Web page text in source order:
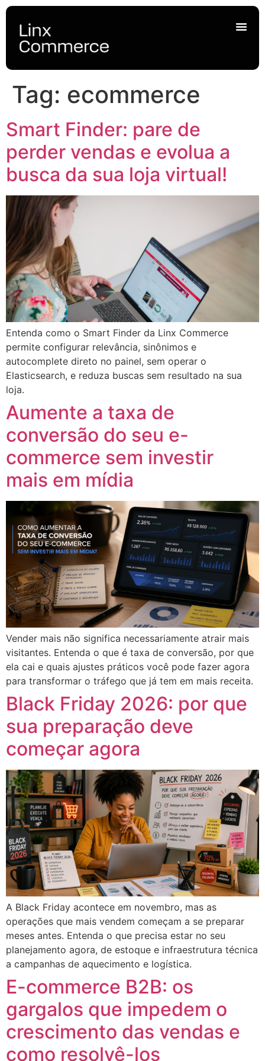
Tag: ecommerce
Smart Finder: pare de
perder vendas e evolua a
busca da sua loja virtual!
Entenda como o Smart Finder da Linx Commerce
permite configurar relevância, sinônimos e
autocomplete direto no painel, sem operar o
Elasticsearch, e reduza buscas sem resultado na sua
loja.
Aumente a taxa de
conversão do seu e-
commerce sem investir
mais em mídia
Vender mais não significa necessariamente atrair mais
visitantes. Entenda o que é taxa de conversão, por que
ela cai e quais ajustes práticos você pode fazer agora
para transformar o tráfego que já tem em mais receita.
Black Friday 2026: por que
sua preparação deve
começar agora
A Black Friday acontece em novembro, mas as
operações que mais vendem começam a se preparar
meses antes. Entenda o que precisa estar no seu
planejamento agora, de estoque e infraestrutura técnica
a campanhas de aquecimento e logística.
E-commerce B2B: os
gargalos que impedem o
crescimento das vendas e
como resolvê-los